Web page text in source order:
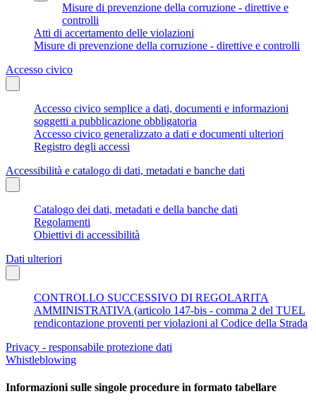
Misure di prevenzione della corruzione - direttive e
controlli
Atti di accertamento delle violazioni
Misure di prevenzione della corruzione - direttive e controlli
Accesso civico
Accesso civico semplice a dati, documenti e informazioni
soggetti a pubblicazione obbligatoria
Accesso civico generalizzato a dati e documenti ulteriori
Registro degli accessi
Accessibilità e catalogo di dati, metadati e banche dati
Catalogo dei dati, metadati e della banche dati
Regolamenti
Obiettivi di accessibilità
Dati ulteriori
CONTROLLO SUCCESSIVO DI REGOLARITA
AMMINISTRATIVA (articolo 147-bis - comma 2 del TUEL
rendicontazione proventi per violazioni al Codice della Strada
Privacy - responsabile protezione dati
Whistleblowing
Informazioni sulle singole procedure in formato tabellare